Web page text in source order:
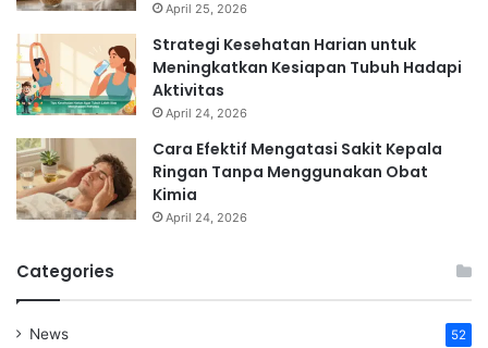
April 25, 2026
Strategi Kesehatan Harian untuk
Meningkatkan Kesiapan Tubuh Hadapi
Aktivitas
April 24, 2026
Cara Efektif Mengatasi Sakit Kepala
Ringan Tanpa Menggunakan Obat
Kimia
April 24, 2026
Categories
News 52